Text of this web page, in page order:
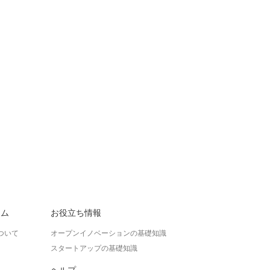
いて
お役立ち情報
オープンイノベーションの基礎知識
スタートアップの基礎知識